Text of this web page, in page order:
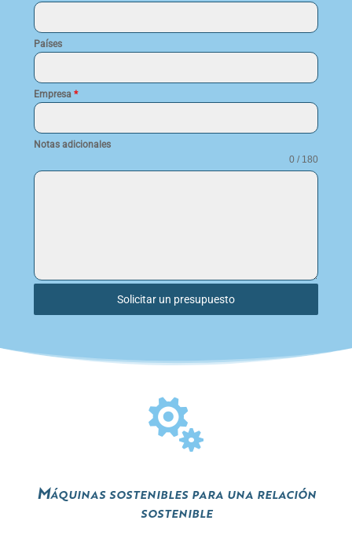
Países
Empresa *
Notas adicionales
0 / 180
Solicitar un presupuesto

Máquinas sostenibles para una relación
sostenible